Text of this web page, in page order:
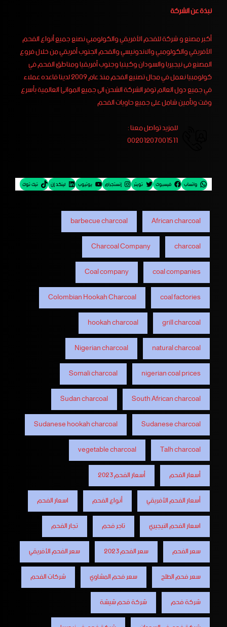
نبذة عن الشركة
أكبر مصنع و شركة للفحم الأفريقي والكولومبي نصنع جميع أنواع الفحم
الأفريقي والكولومبي والاندونيسي والفحم الجنوب أفريقي من خلال فروع
المصنع فى نيجيريا والسودان وكينيا وجنوب أفريقيا ومناطق الفحم في
كولومبيا نعمل في مجال تصنيع الفحم منذ عام 2009 لدينا قاعده عملاء
في جميع دول العالم توفر الشركة الشحن الى جميع الموانئ العالمية بأسرع
وقت وتأمين شامل على جميع حاويات الفحم
للمزيد تواصل معنا :
00201207001511
واتساب فيسبوك تويتر إنستجرام يوتيوب لينكد إن تيك توك
African charcoal
barbecue charcoal
charcoal
Charcoal Company
coal companies
Coal company
coal factories
Colombian Hookah Charcoal
grill charcoal
hookah charcoal
natural charcoal
Nigerian charcoal
nigerian coal prices
Somali charcoal
South African charcoal
Sudan charcoal
Sudanese charcoal
Sudanese hookah charcoal
Talh charcoal
vegetable charcoal
أسعار الفحم
أسعار الفحم 2023
أسعار الفحم الأفريقي
أنواع الفحم
اسعار الفحم
اسعار الفحم النيجيري
تاجر فحم
تجار الفحم
سعر الفحم
سعر الفحم 2023
سعر الفحم الأفريقي
سعر فحم الطلح
سعر فحم المشاوي
شركات الفحم
شركة فحم
شركة فحم شيشة